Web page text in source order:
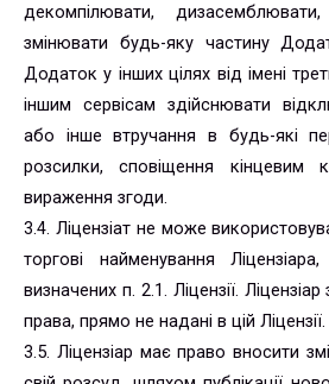
декомпілювати,
змінювати будь-яку частину
Додаток у інших цілях від імені
іншим сервісам здійснювати
або інше втручання в будь-які
розсилки, сповіщення кінцевим
вираження згоди.
3.4. Ліцензіат не може
торгові найменування
визначених п. 2.1. Ліцензії.
права, прямо не надані в цій Ліцензії.
3.5. Ліцензіар має право вносити